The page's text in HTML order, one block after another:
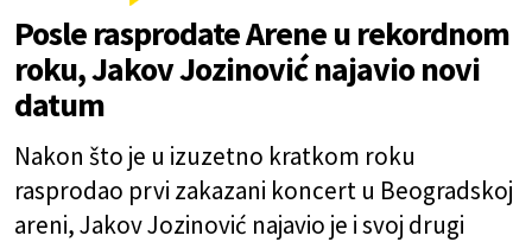
Posle rasprodate Arene u rekordnom
roku, Jakov Jozinović najavio novi
datum
Nakon što je u izuzetno kratkom roku
rasprodao prvi zakazani koncert u Beogradskoj
areni, Jakov Jozinović najavio je i svoj drugi